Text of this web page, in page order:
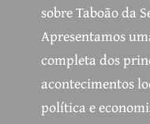
sobre Taboão da
Apresentamos
completa dos
acontecimentos
política e